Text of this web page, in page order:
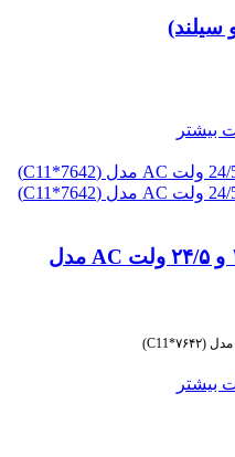
بیشتر
ترانس کاهنده ۲۲۰ به ۱۰/۰٫۲ و ۲۴/۵ ولت AC مدل
بیشتر